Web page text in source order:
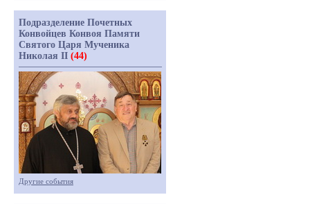
Подразделение Почетных
Конвойцев Конвоя Памяти
Святого Царя Мученика
Николая II (44)
Другие события